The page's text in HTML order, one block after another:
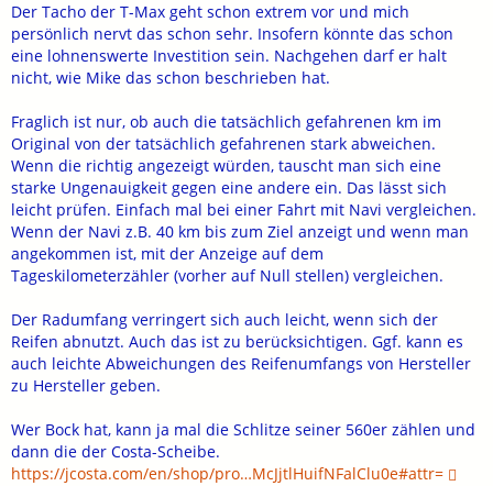
Der Tacho der T-Max geht schon extrem vor und mich
persönlich nervt das schon sehr. Insofern könnte das schon
eine lohnenswerte Investition sein. Nachgehen darf er halt
nicht, wie Mike das schon beschrieben hat.
Fraglich ist nur, ob auch die tatsächlich gefahrenen km im
Original von der tatsächlich gefahrenen stark abweichen.
Wenn die richtig angezeigt würden, tauscht man sich eine
starke Ungenauigkeit gegen eine andere ein. Das lässt sich
leicht prüfen. Einfach mal bei einer Fahrt mit Navi vergleichen.
Wenn der Navi z.B. 40 km bis zum Ziel anzeigt und wenn man
angekommen ist, mit der Anzeige auf dem
Tageskilometerzähler (vorher auf Null stellen) vergleichen.
Der Radumfang verringert sich auch leicht, wenn sich der
Reifen abnutzt. Auch das ist zu berücksichtigen. Ggf. kann es
auch leichte Abweichungen des Reifenumfangs von Hersteller
zu Hersteller geben.
Wer Bock hat, kann ja mal die Schlitze seiner 560er zählen und
dann die der Costa-Scheibe.
https://jcosta.com/en/shop/pro…McJjtlHuifNFalClu0e#attr=